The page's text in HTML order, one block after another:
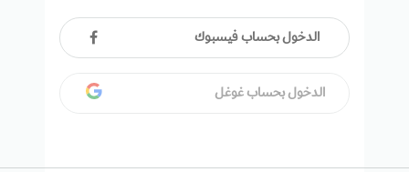
الدخول بحساب فيسبوك
الدخول بحساب غوغل